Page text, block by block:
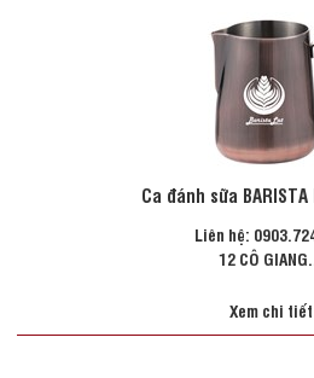
Ca đánh sữa
Liên hệ:
12 CÔ GIANG...
Xem chi tiết